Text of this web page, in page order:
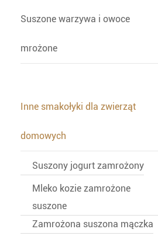
Suszone warzywa i owoce
mrożone
Inne smakołyki dla zwierząt
domowych
Suszony jogurt zamrożony
Mleko kozie zamrożone
suszone
Zamrożona suszona mączka